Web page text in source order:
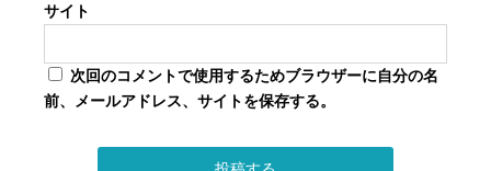
サイト
次回のコメントで使用するためブラウザーに自分の名
前、メールアドレス、サイトを保存する。